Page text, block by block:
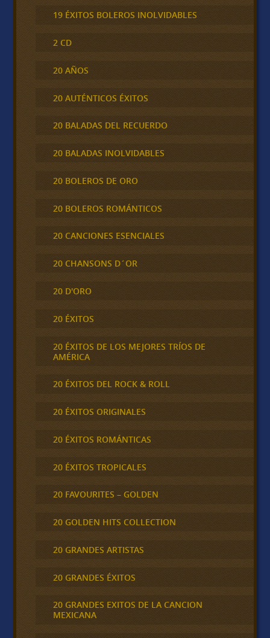
19 ÉXITOS BOLEROS INOLVIDABLES
2 CD
20 AÑOS
20 AUTÉNTICOS ÉXITOS
20 BALADAS DEL RECUERDO
20 BALADAS INOLVIDABLES
20 BOLEROS DE ORO
20 BOLEROS ROMÁNTICOS
20 CANCIONES ESENCIALES
20 CHANSONS D´OR
20 D'ORO
20 ÉXITOS
20 ÉXITOS DE LOS MEJORES TRÍOS DE
AMÉRICA
20 ÉXITOS DEL ROCK & ROLL
20 ÉXITOS ORIGINALES
20 ÉXITOS ROMÁNTICAS
20 ÉXITOS TROPICALES
20 FAVOURITES – GOLDEN
20 GOLDEN HITS COLLECTION
20 GRANDES ARTISTAS
20 GRANDES ÉXITOS
20 GRANDES EXITOS DE LA CANCION
MEXICANA